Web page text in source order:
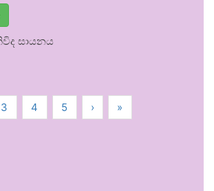
සායනය
3 4 5 › »